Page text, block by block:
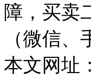
障，买卖
（微信
本文网址：